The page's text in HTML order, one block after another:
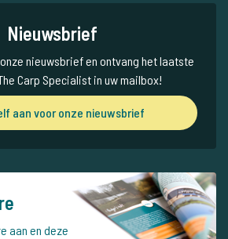
Nieuwsbrief
nieuwsbrief en ontvang het laatste
Carp Specialist in uw mailbox!
aan voor onze nieuwsbrief
aan en deze